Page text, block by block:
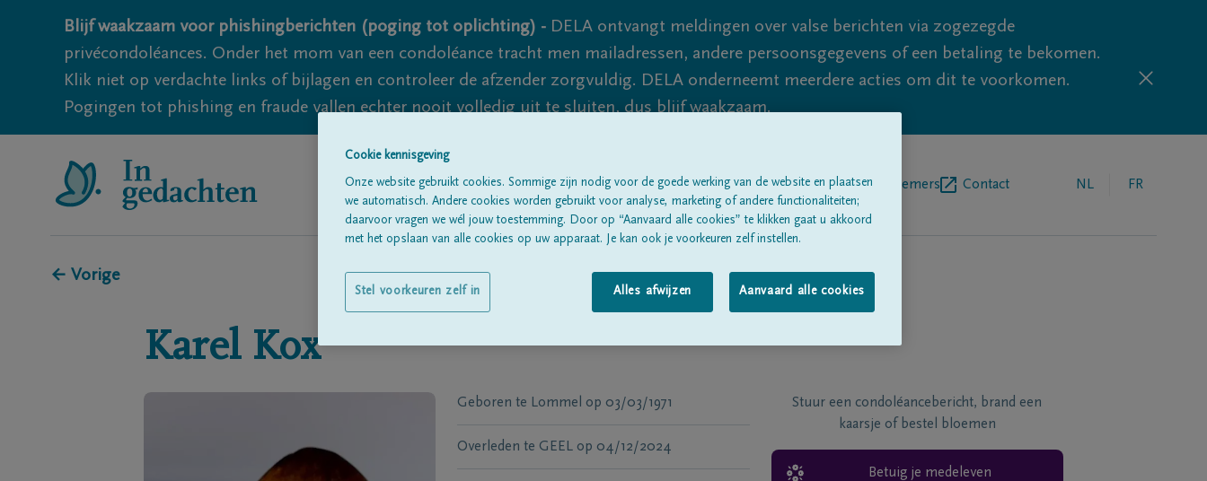
Blijf waakzaam voor phishingberichten (poging tot oplichting) - DELA ontvangt meldingen over valse berichten via zogezegde
privécondoléances. Onder het mom van een condoléance tracht men mailadressen, andere persoonsgegevens of een betaling te bekomen.
Klik niet op verdachte links of bijlagen en controleer de afzender zorgvuldig. DELA onderneemt meerdere acties om dit te voorkomen.
Pogingen tot phishing en fraude vallen echter nooit volledig uit te sluiten, dus blijf waakzaam.
Alle rouwberichtenOver onsBegrafenisondernemers Contact NL FR
← Vorige
Karel Kox
Geboren te Lommel op 03/03/1971
Overleden te GEEL op 04/12/2024
Stuur een condoléancebericht, brand een
kaarsje of bestel bloemen
Betuig je medeleven
Cookie kennisgeving
Onze website gebruikt cookies. Sommige zijn nodig voor de goede werking van de website en plaatsen
we automatisch. Andere cookies worden gebruikt voor analyse, marketing of andere functionaliteiten;
daarvoor vragen we wél jouw toestemming. Door op “Aanvaard alle cookies” te klikken gaat u akkoord
met het opslaan van alle cookies op uw apparaat. Je kan ook je voorkeuren zelf instellen.
Alles afwijzen Aanvaard alle cookies
Stel voorkeuren zelf in